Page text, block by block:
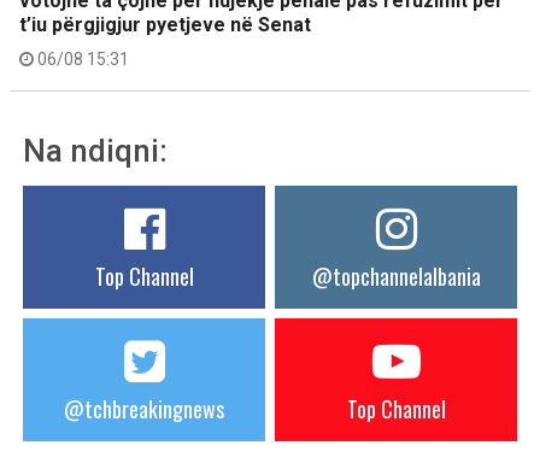
t’iu përgjigjur pyetjeve në Senat
06/08 15:31
Na ndiqni:
Top Channel @topchannelalbania
@tchbreakingnews Top Channel